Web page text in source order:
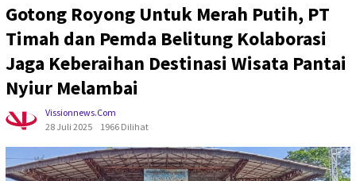
Gotong Royong Untuk Merah Putih, PT
Timah dan Pemda Belitung Kolaborasi
Jaga Keberaihan Destinasi Wisata Pantai
Nyiur Melambai
Vissionnews.com
28 Juli 2025
1966 Dilihat